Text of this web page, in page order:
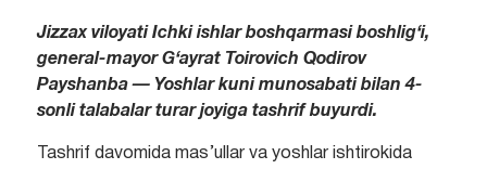
Jizzax viloyati Ichki ishlar boshqarmasi boshlig‘i,
general-mayor G‘ayrat Toirovich Qodirov
Payshanba — Yoshlar kuni munosabati bilan 4-
sonli talabalar turar joyiga tashrif buyurdi.
Tashrif davomida mas’ullar va yoshlar ishtirokida